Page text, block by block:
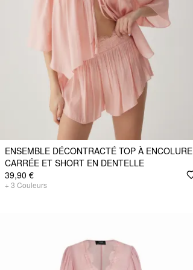
ENSEMBLE DÉCONTRACTÉ TOP À ENCOLURE
CARRÉE ET SHORT EN DENTELLE
39,90 €
+ 3 Couleurs